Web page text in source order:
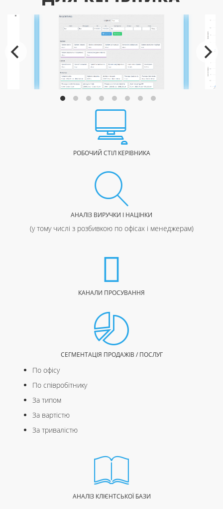
РОБОЧИЙ СТІЛ КЕРІВНИКА
АНАЛІЗ ВИРУЧКИ І НАЦІНКИ
(у тому числі з розбивкою по офісах і менеджерам)
КАНАЛИ ПРОСУВАННЯ
СЕГМЕНТАЦІЯ ПРОДАЖІВ / ПОСЛУГ
По офісу
По співробітнику
За типом
За вартістю
За тривалістю
АНАЛІЗ КЛІЄНТСЬКОЇ БАЗИ